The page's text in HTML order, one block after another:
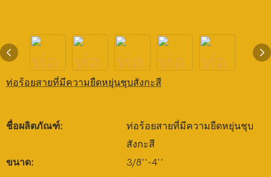
ท่อร้อยสายที่มีความยืดหยุ่นชุบสังกะสี
ชื่อผลิตภัณฑ์:
ท่อร้อยสายที่มีความยืดหยุ่นชุบ
สังกะสี
ขนาด:
3/8''-4''